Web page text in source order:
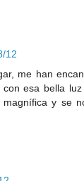
12
me han
esa bella
y se